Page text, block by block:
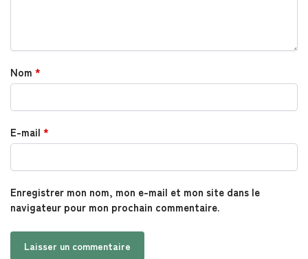
Nom *
E-mail *
Enregistrer mon nom, mon e-mail et mon site dans le
navigateur pour mon prochain commentaire.